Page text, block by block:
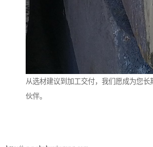
从选材建议到加工交付，我们愿成为您长
伙伴。